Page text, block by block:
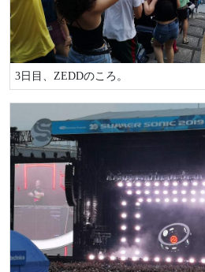
3日目、ZEDDのころ。